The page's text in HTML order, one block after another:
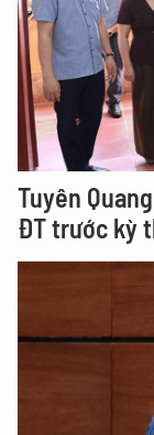
Tuyên
ĐT trước kỳ